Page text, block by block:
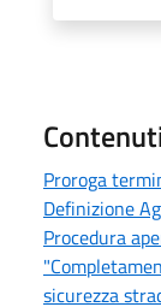
Proroga
Definizione
Procedura
sicurezza